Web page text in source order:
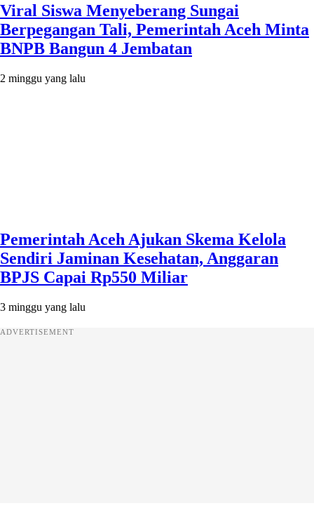
Viral Siswa Menyeberang Sungai
Berpegangan Tali, Pemerintah Aceh Minta
BNPB Bangun 4 Jembatan
2 minggu yang lalu
Pemerintah Aceh Ajukan Skema Kelola
Sendiri Jaminan Kesehatan, Anggaran
BPJS Capai Rp550 Miliar
3 minggu yang lalu
ADVERTISEMENT